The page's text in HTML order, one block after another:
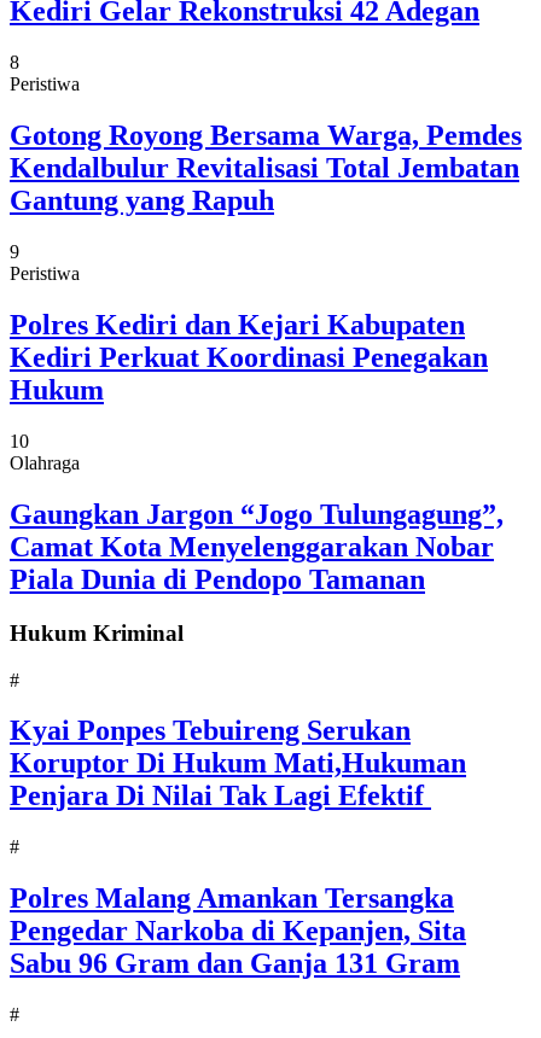
Kediri Gelar Rekonstruksi 42 Adegan
8
Peristiwa
Gotong Royong Bersama Warga, Pemdes
Kendalbulur Revitalisasi Total Jembatan
Gantung yang Rapuh
9
Peristiwa
Polres Kediri dan Kejari Kabupaten
Kediri Perkuat Koordinasi Penegakan
Hukum
10
Olahraga
Gaungkan Jargon “Jogo Tulungagung”,
Camat Kota Menyelenggarakan Nobar
Piala Dunia di Pendopo Tamanan
Hukum Kriminal
#
Kyai Ponpes Tebuireng Serukan
Koruptor Di Hukum Mati,Hukuman
Penjara Di Nilai Tak Lagi Efektif
#
Polres Malang Amankan Tersangka
Pengedar Narkoba di Kepanjen, Sita
Sabu 96 Gram dan Ganja 131 Gram
#